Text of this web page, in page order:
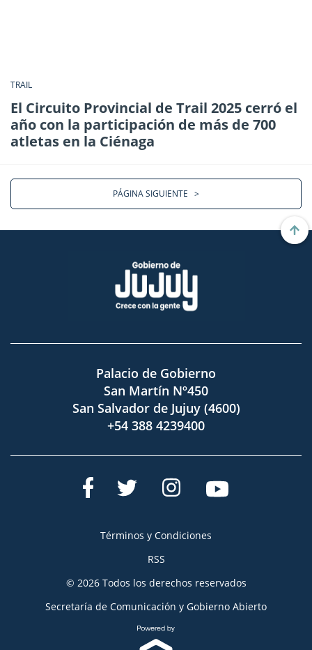
TRAIL
El Circuito Provincial de Trail 2025 cerró el
año con la participación de más de 700
atletas en la Ciénaga
PÁGINA SIGUIENTE >
Palacio de Gobierno
San Martín Nº450
San Salvador de Jujuy (4600)
+54 388 4239400
Términos y Condiciones
RSS
© 2026 Todos los derechos reservados
Secretaría de Comunicación y Gobierno Abierto